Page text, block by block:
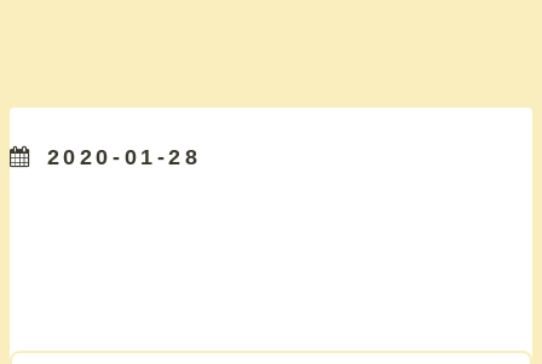
2020-01-28